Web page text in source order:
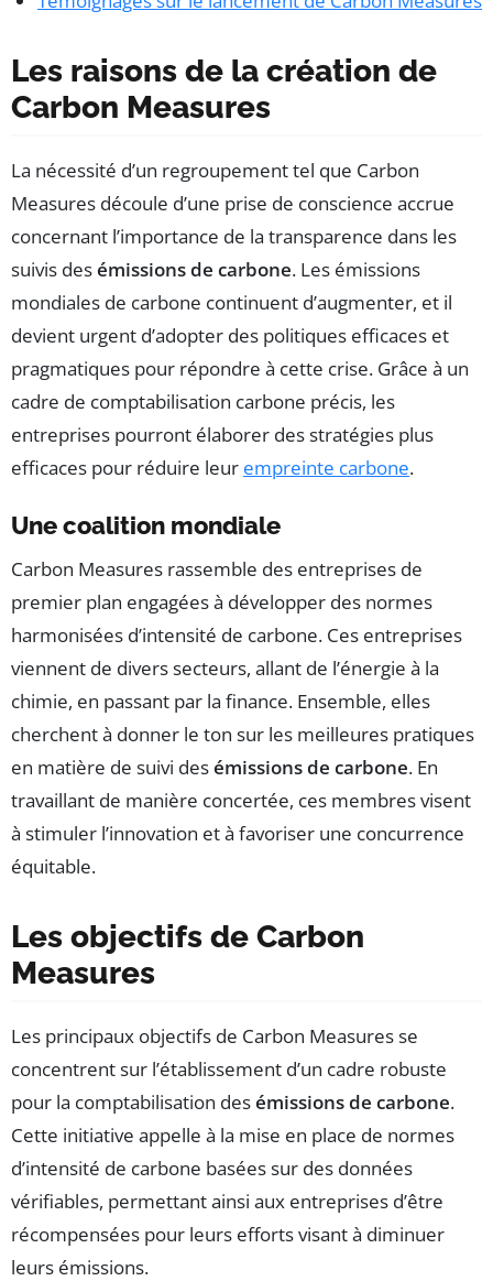
Les raisons de la création de
Carbon Measures
La nécessité d’un regroupement tel que Carbon
Measures découle d’une prise de conscience accrue
concernant l’importance de la transparence dans les
suivis desémissions de carbone. Les émissions
mondiales de carbone continuent d’augmenter, et il
devient urgent d’adopter des politiques efficaces et
pragmatiques pour répondre à cette crise. Grâce à un
cadre de comptabilisation carbone précis, les
entreprises pourront élaborer des stratégies plus
efficaces pour réduire leur empreinte carbone.
Une coalition mondiale
Carbon Measures rassemble des entreprises de
premier plan engagées à développer des normes
harmonisées d’intensité de carbone. Ces entreprises
viennent de divers secteurs, allant de l’énergie à la
chimie, en passant par la finance. Ensemble, elles
cherchent à donner le ton sur les meilleures pratiques
en matière de suivi desémissions de carbone. En
travaillant de manière concertée, ces membres visent
à stimuler l’innovation et à favoriser une concurrence
équitable.
Les objectifs de Carbon
Measures
Les principaux objectifs de Carbon Measures se
concentrent sur l’établissement d’un cadre robuste
pour la comptabilisation desémissions de carbone.
Cette initiative appelle à la mise en place de normes
d’intensité de carbone basées sur des données
vérifiables, permettant ainsi aux entreprises d’être
récompensées pour leurs efforts visant à diminuer
leurs émissions.